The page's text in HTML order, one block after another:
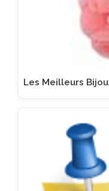
Les Meilleurs